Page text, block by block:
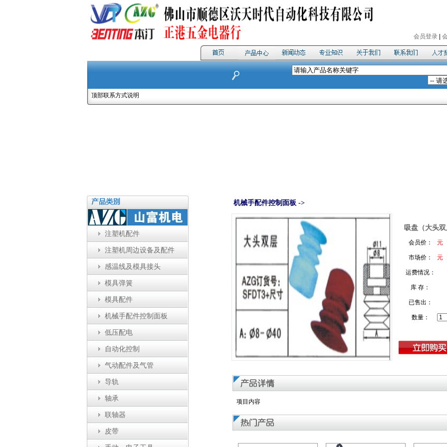
会员登录|
顶部联系方式说明
注塑机配件
注塑机周边设备及配件
感温线及模具接头
模具弹簧
模具配件
机械手配件控制面板
低压配电
自动化控制
气动配件及气管
导轨
轴承
联轴器
皮带
机械手配件控制面板 ->
吸盘（大头
会员价： 元
市场价： 元
运费情况：
库 存：
已售出：
数量：
项目内容